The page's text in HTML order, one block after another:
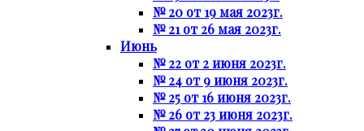
№ 20 от 19 мая 2023г.
№ 21 от 26 мая 2023г.
Июнь
№ 22 от 2 июня 2023г.
№ 24 от 9 июня 2023г.
№ 25 от 16 июня 2023г.
№ 26 от 23 июня 2023г.